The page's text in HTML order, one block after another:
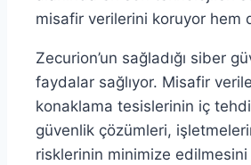
misafir verilerini koruyor hem
Zecurion’un sağladığı siber
faydalar sağlıyor. Misafir
konaklama tesislerinin iç
güvenlik çözümleri,
risklerinin minimize